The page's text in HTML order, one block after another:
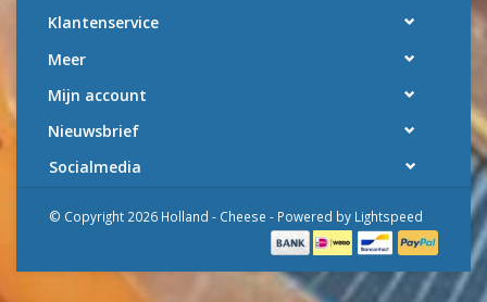
Klantenservice
Meer
Mijn account
Nieuwsbrief
Socialmedia
© Copyright 2026 Holland - Cheese - Powered by Lightspeed